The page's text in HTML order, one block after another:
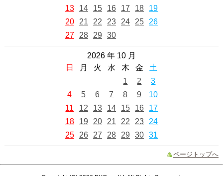
13
14 15 16 17 18
19
20
21 22 23 24 25
26
27
28 29 30
2026 年 10 月
日
月 火 水 木 金
土
1
2
3
4
5 6 7 8 9
10
11
12 13 14 15 16
17
18
19 20 21 22 23
24
25
26 27 28 29 30 31
ページトップへ